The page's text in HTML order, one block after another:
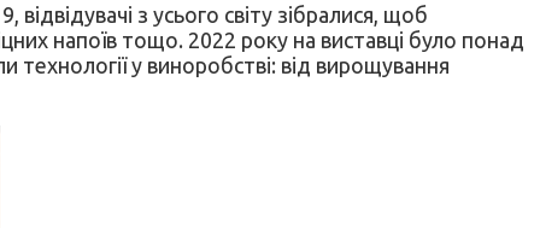
з усього світу зібралися, щоб
напоїв тощо. 2022 року на виставці було понад
технології у виноробстві: від вирощування